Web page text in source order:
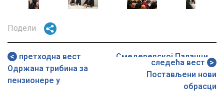
Подели
претходна вест
Одржана трибина за
пензионерe у
Смедеревској Паланци
следећа вест
Постављени нови
обрасци